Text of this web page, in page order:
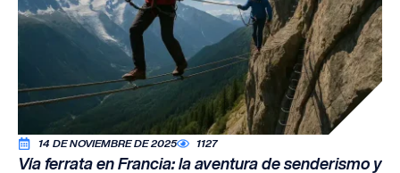
14 DE NOVIEMBRE DE 2025 1127
Vía ferrata en Francia: la aventura de senderismo y